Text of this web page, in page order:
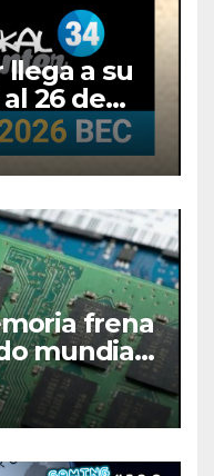
a su
26 de
frena
mundial